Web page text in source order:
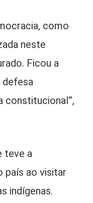
como
neste
Ficou a
defesa
constitucional”,
teve a
país ao visitar
indígenas.